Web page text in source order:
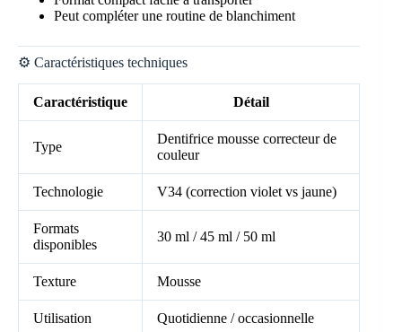
Peut compléter une routine de blanchiment
⚙️ Caractéristiques techniques
Caractéristique Détail
Type
Dentifrice mousse correcteur de
couleur
Technologie V34 (correction violet vs jaune)
Formats
disponibles
30 ml / 45 ml / 50 ml
Texture Mousse
Utilisation Quotidienne / occasionnelle